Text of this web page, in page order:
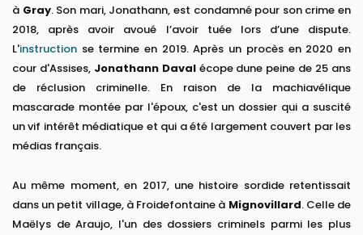
à Gray. Son mari, Jonathann, est condamné pour son crime en
2018, après avoir avoué l’avoir tuée lors d’une dispute.
L'instruction se termine en 2019. Après un procès en 2020 en
cour d'Assises, Jonathann Davalécope dune peine de 25 ans
de réclusion criminelle. En raison de la machiavélique
mascarade montée par l'époux, c'est un dossier qui a suscité
un vif intérêt médiatique et qui a été largement couvert par les
médias français.
Au même moment, en 2017, une histoire sordide retentissait
dans un petit village, à Froidefontaine à Mignovillard. Celle de
Maëlys de Araujo, l'un des dossiers criminels parmi les plus